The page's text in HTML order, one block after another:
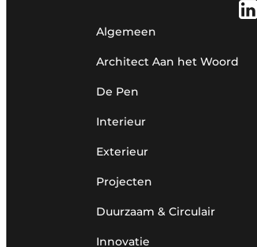
Algemeen
Architect Aan het Woord
De Pen
Interieur
Exterieur
Projecten
Duurzaam & Circulair
Innovatie